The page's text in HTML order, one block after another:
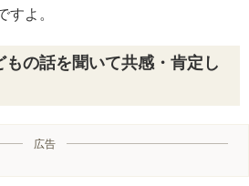
すよ。
の話を聞いて共感・肯定し
広告